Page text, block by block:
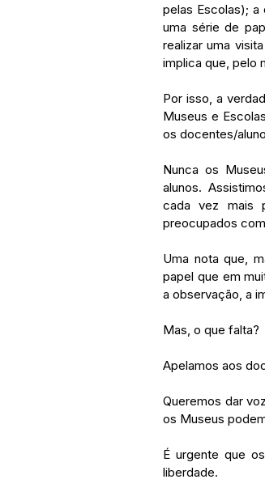
pelas Escolas);
uma série de
realizar uma
implica que, pelo
Por isso, a
Museus e
os docentes/
Nunca os
alunos.
cada vez mais
preocupados
Uma nota que,
papel que em
a observação, a
Mas, o que falta?
Apelamos aos
Queremos dar
os Museus
É urgente que
liberdade.